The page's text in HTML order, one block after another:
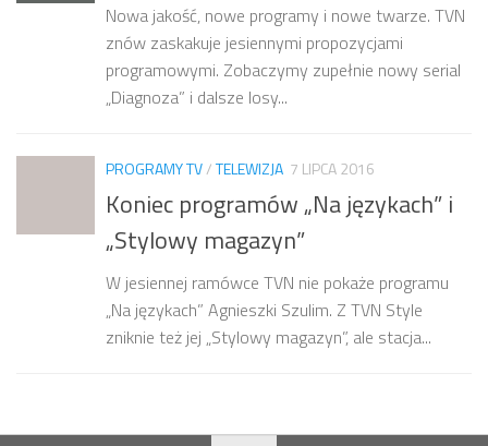
Nowa jakość, nowe programy i nowe twarze. TVN
znów zaskakuje jesiennymi propozycjami
programowymi. Zobaczymy zupełnie nowy serial
„Diagnoza” i dalsze losy...
PROGRAMY TV/TELEWIZJA 7 LIPCA 2016
Koniec programów „Na językach” i
„Stylowy magazyn”
W jesiennej ramówce TVN nie pokaże programu
„Na językach” Agnieszki Szulim. Z TVN Style
zniknie też jej „Stylowy magazyn”, ale stacja...